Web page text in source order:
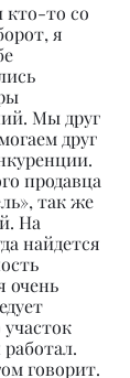
кто-то со
я
Мы друг
друг
продавца
так же
На
найдется
очень
говорит.